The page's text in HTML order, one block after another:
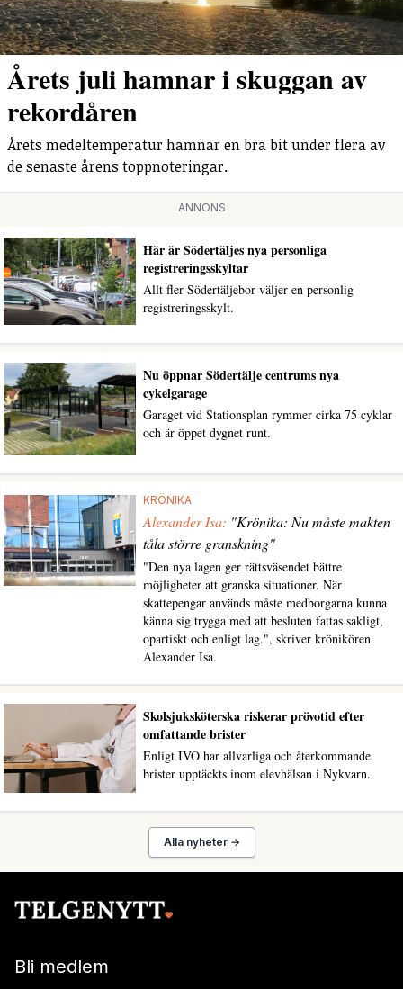
Årets juli hamnar i skuggan av
rekordåren
Årets medeltemperatur hamnar en bra bit under flera av
de senaste årens toppnoteringar.
ANNONS
Här är Södertäljes nya personliga
registreringsskyltar
Allt fler Södertäljebor väljer en personlig
registreringsskylt.
Nu öppnar Södertälje centrums nya
cykelgarage
Garaget vid Stationsplan rymmer cirka 75 cyklar
och är öppet dygnet runt.
KRÖNIKA
Alexander Isa: "Krönika: Nu måste makten
tåla större granskning"
"Den nya lagen ger rättsväsendet bättre
möjligheter att granska situationer. När
skattepengar används måste medborgarna kunna
känna sig trygga med att besluten fattas sakligt,
opartiskt och enligt lag.", skriver krönikören
Alexander Isa.
Skolsjuksköterska riskerar prövotid efter
omfattande brister
Enligt IVO har allvarliga och återkommande
brister upptäckts inom elevhälsan i Nykvarn.
Alla nyheter →
Bli medlem